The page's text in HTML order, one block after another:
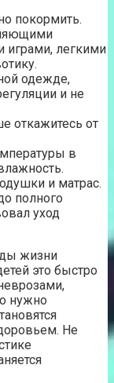
покормить.
играми, легкими
одежде,
и не
откажитесь от
в
и матрас.
полного
уход
жизни
это быстро
нужно
Не